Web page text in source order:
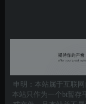
申明：本站属于互联
本站只作为一个bt暂存